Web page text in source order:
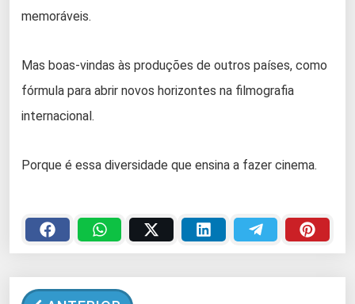
memoráveis.
Mas boas-vindas às produções de outros países, como
fórmula para abrir novos horizontes na filmografia
internacional.
Porque é essa diversidade que ensina a fazer cinema.